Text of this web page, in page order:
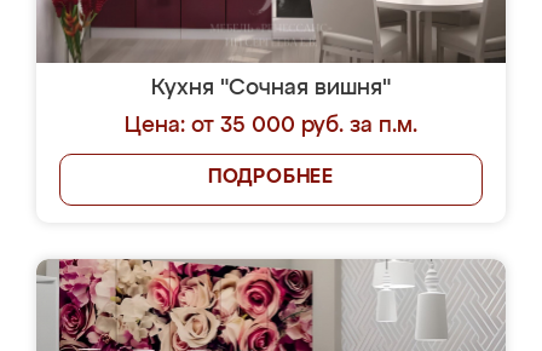
Кухня "Сочная вишня"
Цена: от 35 000 руб. за п.м.
ПОДРОБНЕЕ